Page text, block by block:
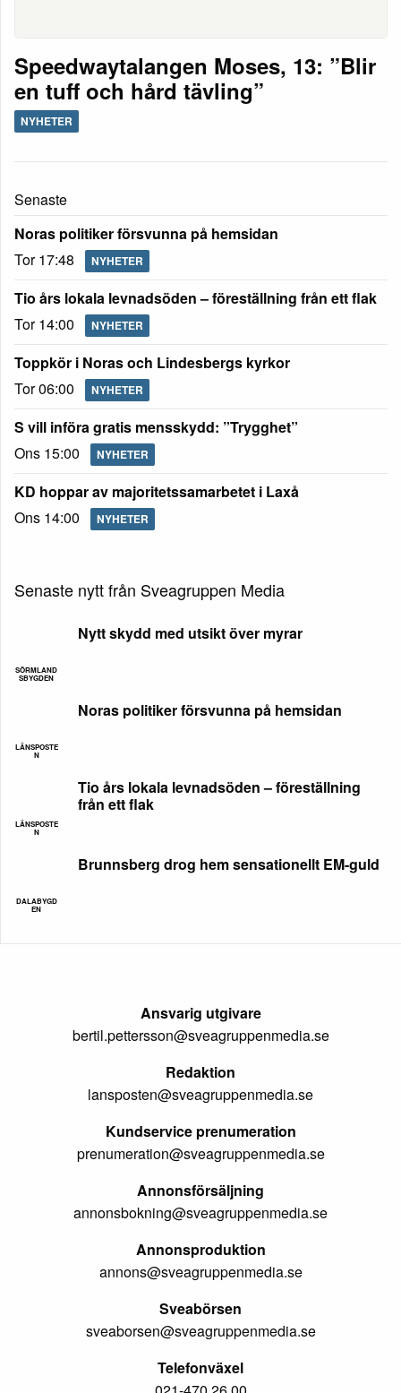
Speedwaytalangen Moses, 13: ”Blir
en tuff och hård tävling”
NYHETER
Senaste
Noras politiker försvunna på hemsidan
Tor 17:48
NYHETER
Tio års lokala levnadsöden – föreställning från ett flak
Tor 14:00
NYHETER
Toppkör i Noras och Lindesbergs kyrkor
Tor 06:00
NYHETER
S vill införa gratis mensskydd: ”Trygghet”
Ons 15:00
NYHETER
KD hoppar av majoritetssamarbetet i Laxå
Ons 14:00
NYHETER
Senaste nytt från Sveagruppen Media
SÖRMLAND
SBYGDEN
Nytt skydd med utsikt över myrar
LÄNSPOSTE
N
Noras politiker försvunna på hemsidan
LÄNSPOSTE
N
Tio års lokala levnadsöden – föreställning
från ett flak
DALABYGD
EN
Brunnsberg drog hem sensationellt EM-guld
Ansvarig utgivare
bertil.pettersson@sveagruppenmedia.se
Redaktion
lansposten@sveagruppenmedia.se
Kundservice prenumeration
prenumeration@sveagruppenmedia.se
Annonsförsäljning
annonsbokning@sveagruppenmedia.se
Annonsproduktion
annons@sveagruppenmedia.se
Sveabörsen
sveaborsen@sveagruppenmedia.se
Telefonväxel